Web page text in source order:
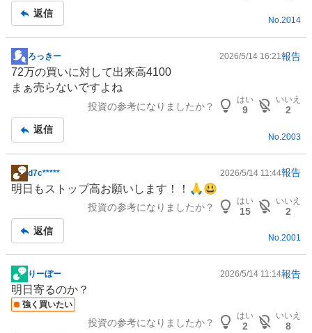
返信
No.2014
掲
示
板
ろっきー 2026/5/14 16:21報告
72万の買いに対して出来高4100
まぁ売らないですよね
投資の参考になりましたか？
はい
9
いいえ
2
返信
No. 2003
掲
示
事
d7c***** 2026/5/14 11:44報告
明日もストップ高お願いします！！🙏😃
投資の参考になりましたか？
はい
15
いいえ
2
返信
No.2001
掲
示
板
りーぼー 2026/5/14 11:14報告
明日寄るのか？
強く買いたい
投資の参考になりましたか？
はい
2
いいえ
8